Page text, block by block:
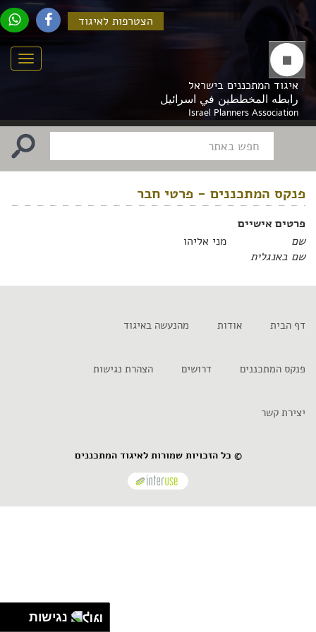
הצטרפות לאיגוד
איגוד המתכננים בישראל
رابطه المخططين في اسرائيل
Israel Planners Association
פנקס המתכננים - פרטי חבר
פרטים אישיים
שם
מני אליהו
שם באנגלית
דף הבית אודות מהנעשה באיגוד
פנקס המתכננים דרושים הצהרת נגישות
יצירת קשר
© כל הזכויות שמורות לאיגוד המתכננים
נגישות